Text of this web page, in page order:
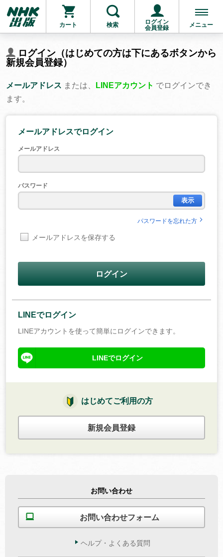
カート 検索
ログイン
会員登録
メニュー
ログイン（はじめての方は下にあるボタンから
新規会員登録）
メールアドレス または、 LINEアカウント でログインでき
ます。
メールアドレスでログイン
メールアドレス
パスワード
表示
パスワードを忘れた方
メールアドレスを保存する
ログイン
LINEでログイン
LINEアカウントを使って簡単にログインできます。
LINEでログイン
はじめてご利用の方
新規会員登録
お問い合わせ
お問い合わせフォーム
ヘルプ・よくある質問